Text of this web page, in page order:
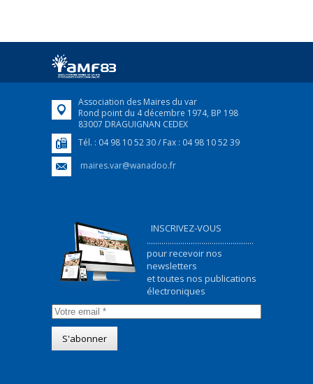
Association des Maires du var
Rond point du 4 décembre 1974, BP 198
83007 DRAGUIGNAN CEDEX
Tél. : 04 98 10 52 30 / Fax : 04 98 10 52 39
maires.var@wanadoo.fr
INSCRIVEZ-VOUS
...................................................
pour recevoir nos
newsletters
et toutes nos publications
électroniques